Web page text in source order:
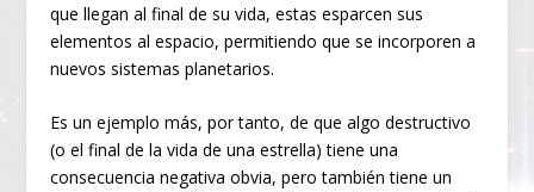
que llegan al final de su vida, estas esparcen sus
elementos al espacio, permitiendo que se incorporen a
nuevos sistemas planetarios.
Es un ejemplo más, por tanto, de que algo destructivo
(o el final de la vida de una estrella) tiene una
consecuencia negativa obvia, pero también tiene un